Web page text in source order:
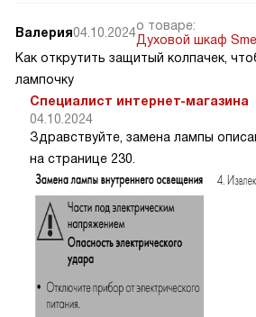
Валерия04.10.2024о товаре:
Духовой шкаф
Как открутить защитый колпачек,
лампочку
Специалист интернет-магазина
04.10.2024
Здравствуйте, замена лампы
на странице 230.